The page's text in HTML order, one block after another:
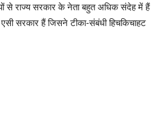
से राज्य सरकार के नेता बहुत अधिक संदेह में हैं
सरकार हैं जिसने टीका-संबंधी हिचकिचाहट